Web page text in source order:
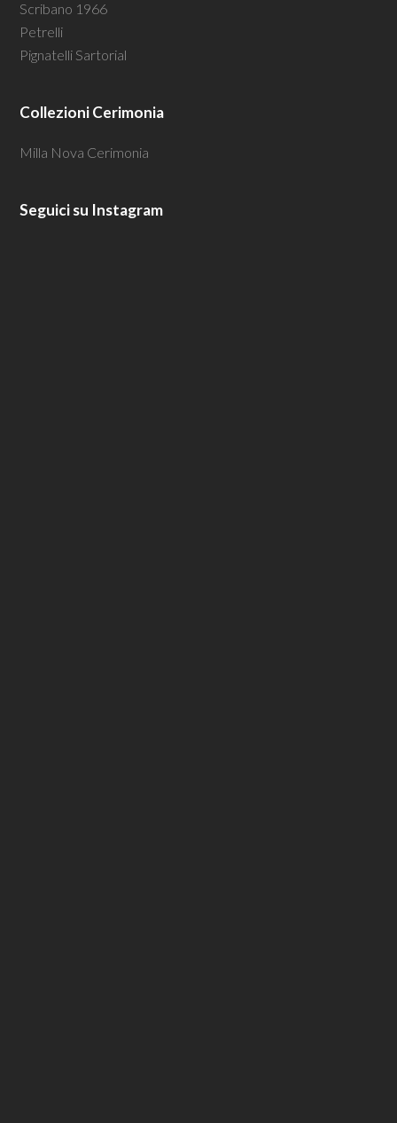
Scribano 1966
Petrelli
Pignatelli Sartorial
Collezioni Cerimonia
Milla Nova Cerimonia
Seguici su Instagram